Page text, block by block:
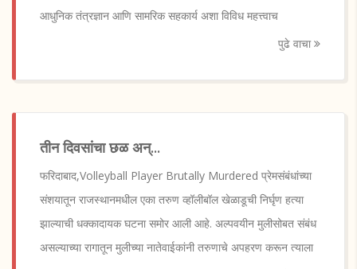
आधुनिक तंत्रज्ञान आणि सामरिक सहकार्य अशा विविध महत्त्वाच
पुढे वाचा
तीन दिवसांचा छळ अन्...
फरिदाबाद,Volleyball Player Brutally Murdered प्रेमसंबंधांच्या
संशयातून राजस्थानमधील एका तरुण व्हॉलीबॉल खेळाडूची निर्घृण हत्या
झाल्याची धक्कादायक घटना समोर आली आहे. अल्पवयीन मुलीसोबत संबंध
असल्याच्या रागातून मुलीच्या नातेवाईकांनी तरुणाचे अपहरण करून त्याला